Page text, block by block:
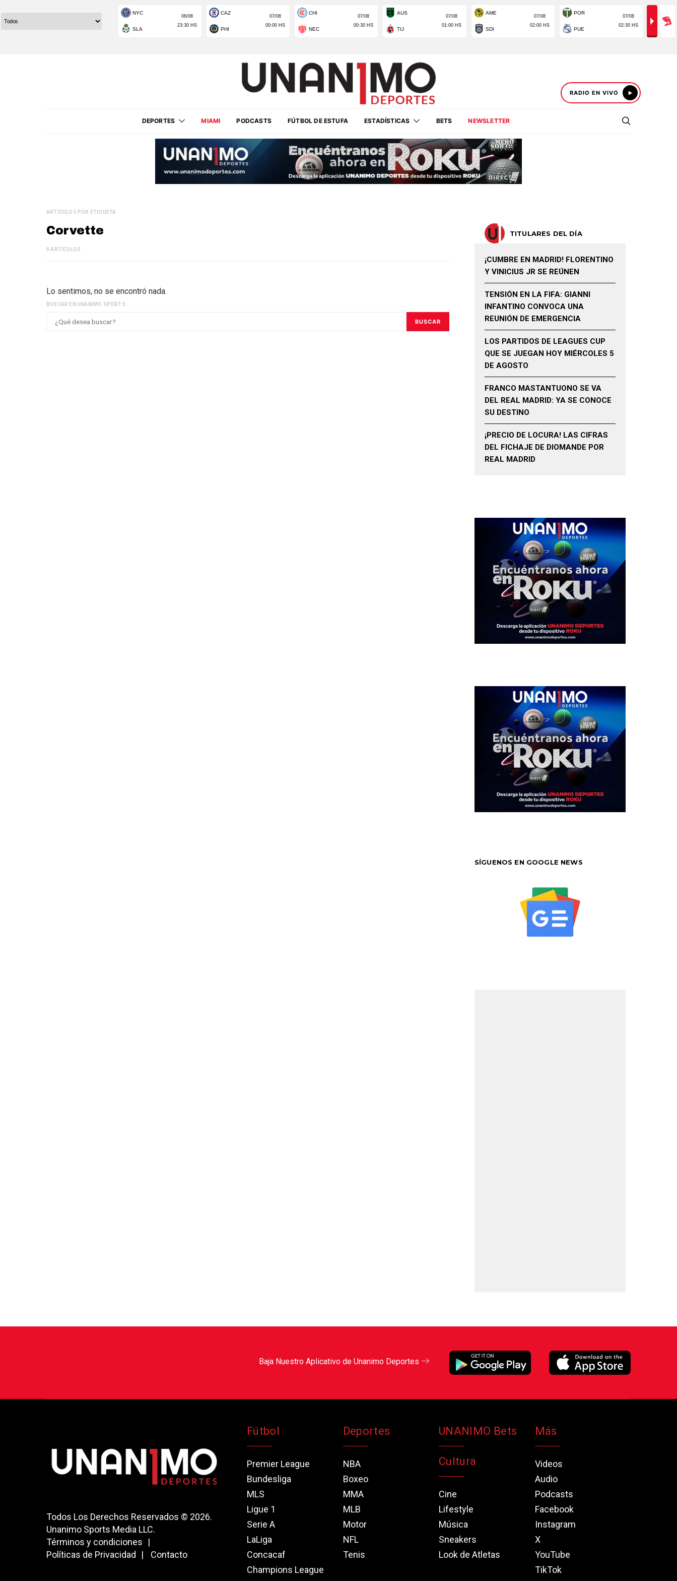
RADIO EN VIVO
DEPORTES MIAMI PODCASTS FÚTBOL DE ESTUFA ESTADÍSTICAS BETS NEWSLETTER
ARTÍCULOS POR ETIQUETA
Corvette
0 ARTÍCULOS
Lo sentimos, no se encontró nada.
BUSCAR EN UNANIMO SPORTS:
BUSCAR
TITULARES DEL DÍA
¡CUMBRE EN MADRID! FLORENTINO
Y VINICIUS JR SE REÚNEN
TENSIÓN EN LA FIFA: GIANNI
INFANTINO CONVOCA UNA
REUNIÓN DE EMERGENCIA
LOS PARTIDOS DE LEAGUES CUP
QUE SE JUEGAN HOY MIÉRCOLES 5
DE AGOSTO
FRANCO MASTANTUONO SE VA
DEL REAL MADRID: YA SE CONOCE
SU DESTINO
¡PRECIO DE LOCURA! LAS CIFRAS
DEL FICHAJE DE DIOMANDE POR
REAL MADRID
SÍGUENOS EN GOOGLE NEWS
Baja Nuestro Aplicativo de Unanimo Deportes
Todos Los Derechos Reservados © 2026.
Unanimo Sports Media LLC.
Términos y condiciones
Políticas de Privacidad
Contacto
Fútbol
Premier League
Bundesliga
MLS
Ligue 1
Serie A
LaLiga
Concacaf
Champions League
Deportes
NBA
Boxeo
MMA
MLB
Motor
NFL
Tenis
UNANIMO Bets
Cultura
Cine
Lifestyle
Música
Sneakers
Look de Atletas
Más
Videos
Audio
Podcasts
Facebook
Instagram
X
YouTube
TikTok